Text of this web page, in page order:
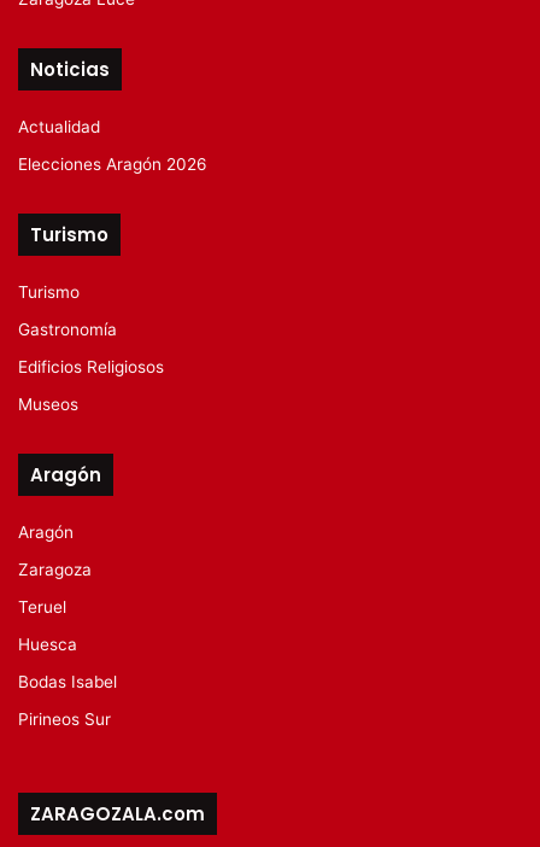
Noticias
Actualidad
Elecciones Aragón 2026
Turismo
Turismo
Gastronomía
Edificios Religiosos
Museos
Aragón
Aragón
Zaragoza
Teruel
Huesca
Bodas Isabel
Pirineos Sur
ZARAGOZALA.com